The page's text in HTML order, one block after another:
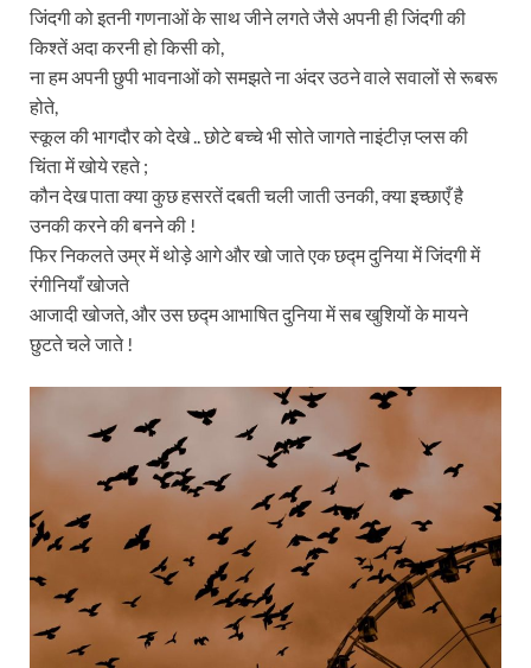
जिंदगी को इतनी गणनाओं के साथ जीने लगते जैसे अपनी ही जिंदगी की
किश्तें अदा करनी हो किसी को,
ना हम अपनी छुपी भावनाओं को समझते ना अंदर उठने वाले सवालों से रूबरू
होते,
स्कूल की भागदौर को देखे .. छोटे बच्चे भी सोते जागते नाइंटीज़ प्लस की
चिंता में खोये रहते ;
कौन देख पाता क्या कुछ हसरतें दबती चली जाती उनकी, क्या इच्छाएँ है
उनकी करने की बनने की !
फिर निकलते उम्र में थोड़े आगे और खो जाते एक छद्म दुनिया में जिंदगी में
रंगीनियाँ खोजते
आजादी खोजते, और उस छद्म आभाषित दुनिया में सब खुशियों के मायने
छुटते चले जाते !